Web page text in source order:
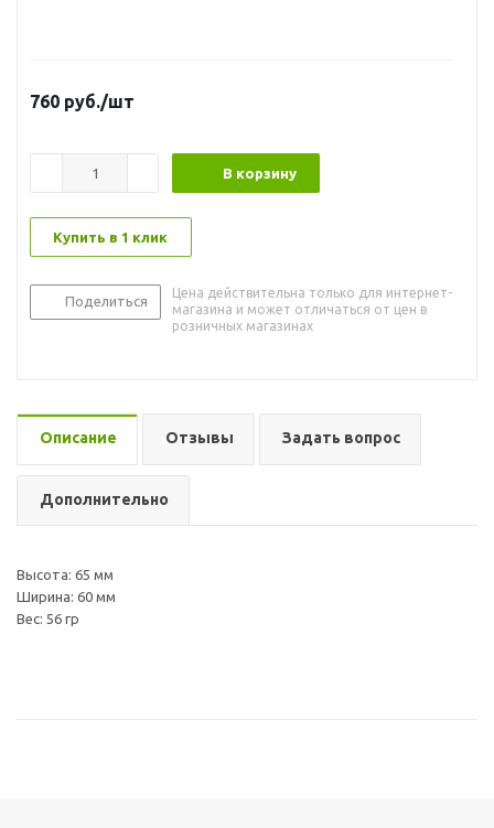
760 руб./шт
В корзину
Купить в 1 клик
Поделиться
Цена действительна только для интернет-
магазина и может отличаться от цен в
розничных магазинах
Описание Отзывы Задать вопрос
Дополнительно
Высота: 65 мм
Ширина: 60 мм
Вес: 56 гр